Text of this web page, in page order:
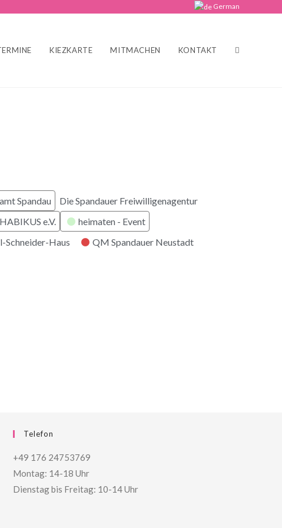
German
KIEZKARTE MITMACHEN KONTAKT
Spandau
Die Spandauer Freiwilligenagentur
HABIKUS e.V.
heimaten - Event
Schneider-Haus
QM Spandauer Neustadt
Telefon
+49 176 24753769
Montag: 14-18 Uhr
Dienstag bis Freitag: 10-14 Uhr